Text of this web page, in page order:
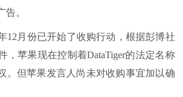
告。
月份已开始了收购行动，根据彭博社
，苹果现在控制着DataTiger的法定名称
。但苹果发言人尚未对收购事宜加以确